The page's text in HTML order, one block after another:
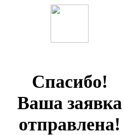
Спасибо!
Ваша заявка
отправлена!